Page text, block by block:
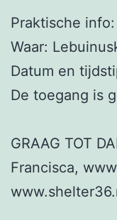
Praktische info:
Waar:
Datum en
De toegang is
GRAAG TOT
Francisca,